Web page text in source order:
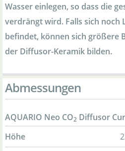
Wasser einlegen, so dass die
verdrängt wird. Falls sich noch
befindet, können sich größere
der Diffusor-Keramik bilden.
Abmessungen
AQUARIO Neo CO2 Diffusor
Höhe